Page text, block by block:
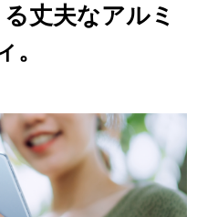
丈夫なアルミ
。